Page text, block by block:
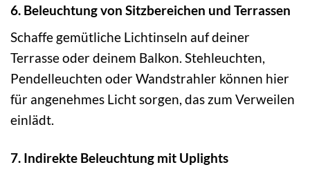
6. Beleuchtung von Sitzbereichen und Terrassen
Schaffe gemütliche Lichtinseln auf deiner
Terrasse oder deinem Balkon. Stehleuchten,
Pendelleuchten oder Wandstrahler können hier
für angenehmes Licht sorgen, das zum Verweilen
einlädt.
7. Indirekte Beleuchtung mit Uplights